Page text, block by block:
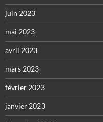
juin 2023
mai 2023
avril 2023
mars 2023
février 2023
janvier 2023